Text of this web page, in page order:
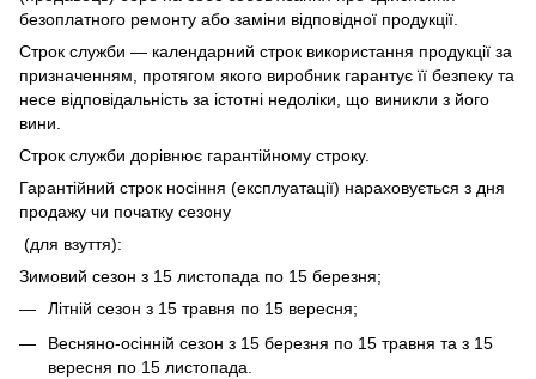
безоплатного ремонту або заміни відповідної продукції.
Строк служби — календарний строк використання продукції за
призначенням, протягом якого виробник гарантує її безпеку та
несе відповідальність за істотні недоліки, що виникли з його
вини.
Строк служби дорівнює гарантійному строку.
Гарантійний строк носіння (експлуатації) нараховується з дня
продажу чи початку сезону
(для взуття):
Зимовий сезон з 15 листопада по 15 березня;
Літній сезон з 15 травня по 15 вересня;
Весняно-осінній сезон з 15 березня по 15 травня та з 15
вересня по 15 листопада.